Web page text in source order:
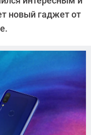
новый гаджет от